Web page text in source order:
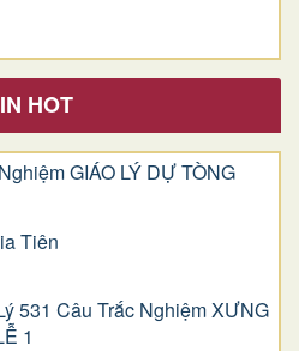
HOT
GIÁO LÝ DỰ TÒNG
Tiên
531 Câu Trắc Nghiệm XƯNG
1